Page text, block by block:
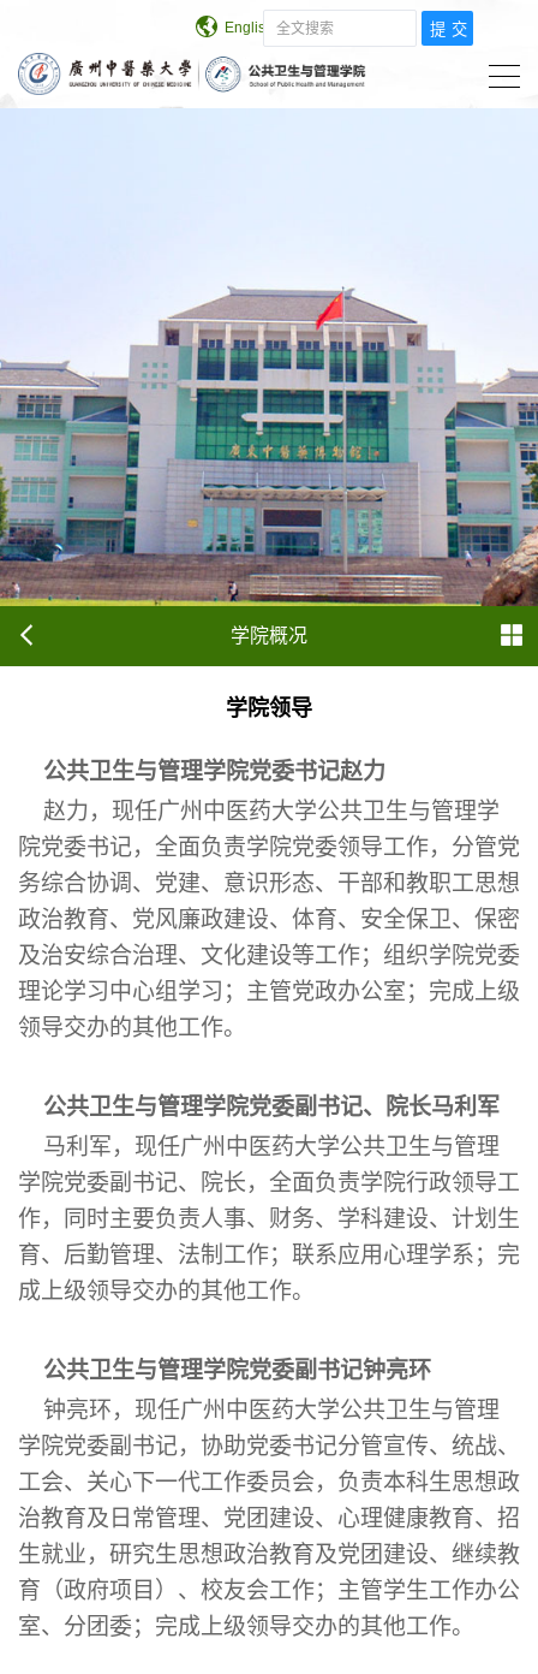
English 学校主页
学院概况
学院领导
公共卫生与管理学院党委书记赵力
赵力，现任广州中医药大学公共卫生与管理学
院党委书记，全面负责学院党委领导工作，分管党
务综合协调、党建、意识形态、干部和教职工思想
政治教育、党风廉政建设、体育、安全保卫、保密
及治安综合治理、文化建设等工作；组织学院党委
理论学习中心组学习；主管党政办公室；完成上级
领导交办的其他工作。
公共卫生与管理学院党委副书记、院长马利军
马利军，现任广州中医药大学公共卫生与管理
学院党委副书记、院长，全面负责学院行政领导工
作，同时主要负责人事、财务、学科建设、计划生
育、后勤管理、法制工作；联系应用心理学系；完
成上级领导交办的其他工作。
公共卫生与管理学院党委副书记钟亮环
钟亮环，现任广州中医药大学公共卫生与管理
学院党委副书记，协助党委书记分管宣传、统战、
工会、关心下一代工作委员会，负责本科生思想政
治教育及日常管理、党团建设、心理健康教育、招
生就业，研究生思想政治教育及党团建设、继续教
育（政府项目）、校友会工作；主管学生工作办公
室、分团委；完成上级领导交办的其他工作。